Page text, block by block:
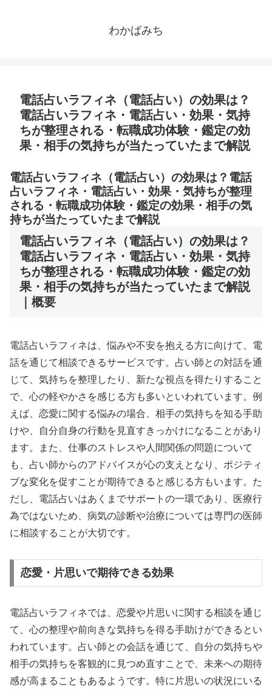
わかばみち
電話占いラフィネ（電話占い）の効果は？
電話占いラフィネ・電話占い・効果・気持
ちが整理される・転職成功体験・鑑定の効
果・相手の気持ちが当たっていたまで解説
電話占いラフィネ（電話占い）の効果は？電話
占いラフィネ・電話占い・効果・気持ちが整理
される・転職成功体験・鑑定の効果・相手の気
持ちが当たっていたまで解説
電話占いラフィネ（電話占い）の効果は？
電話占いラフィネ・電話占い・効果・気持
ちが整理される・転職成功体験・鑑定の効
果・相手の気持ちが当たっていたまで解説
｜概要
電話占いラフィネは、悩みや不安を抱える方に向けて、電
話を通じて相談できるサービスです。占い師との対話を通
じて、気持ちを整理したり、新たな視点を得たりすること
で、心の軽やかさを感じる方も多いといわれています。例
えば、恋愛に関する悩みの場合、相手の気持ちを知る手助
けや、自分自身の行動を見直すきっかけになることがあり
ます。また、仕事のストレスや人間関係の問題について
も、占い師からのアドバイスが心の支えとなり、ポジティ
ブな変化を促すことが期待できると感じる方もいます。た
だし、電話占いはあくまでサポートの一環であり、医療行
為ではないため、病気の診断や治療については専門の医師
に相談することが大切です。
恋愛・片思いで期待できる効果
電話占いラフィネでは、恋愛や片思いに関する相談を通じ
て、心の整理や前向きな気持ちを得る手助けができるとい
われています。占い師との会話を通じて、自分の気持ちや
相手の気持ちを客観的に見つめ直すことで、未来への期待
感が高まることもあるようです。特に片思いの状況にいる